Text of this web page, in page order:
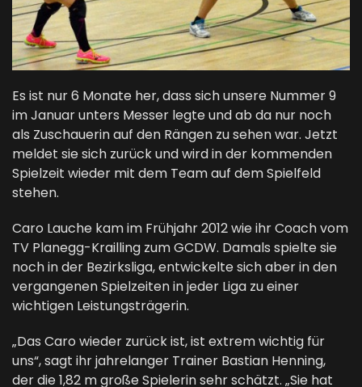
Es ist nur 6 Monate her, dass sich unsere Nummer 9
im Januar unters Messer legte und ab da nur noch
als Zuschauerin auf den Rängen zu sehen war. Jetzt
meldet sie sich zurück und wird in der kommenden
Spielzeit wieder mit dem Team auf dem Spielfeld
stehen.
Caro Lauche kam im Frühjahr 2012 wie ihr Coach vom
TV Planegg-Krailling zum GCDW. Damals spielte sie
noch in der Bezirksliga, entwickelte sich aber in den
vergangenen Spielzeiten in jeder Liga zu einer
wichtigen Leistungsträgerin.
„Das Caro wieder zurück ist, ist extrem wichtig für
uns“, sagt ihr jahrelanger Trainer Bastian Henning,
der die 1,82 m große Spielerin sehr schätzt. „Sie hat